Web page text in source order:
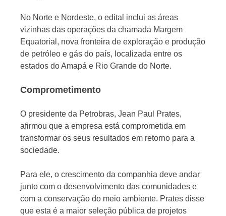
No Norte e Nordeste, o edital inclui as áreas
vizinhas das operações da chamada Margem
Equatorial, nova fronteira de exploração e produção
de petróleo e gás do país, localizada entre os
estados do Amapá e Rio Grande do Norte.
Comprometimento
O presidente da Petrobras, Jean Paul Prates,
afirmou que a empresa está comprometida em
transformar os seus resultados em retorno para a
sociedade.
Para ele, o crescimento da companhia deve andar
junto com o desenvolvimento das comunidades e
com a conservação do meio ambiente. Prates disse
que esta é a maior seleção pública de projetos